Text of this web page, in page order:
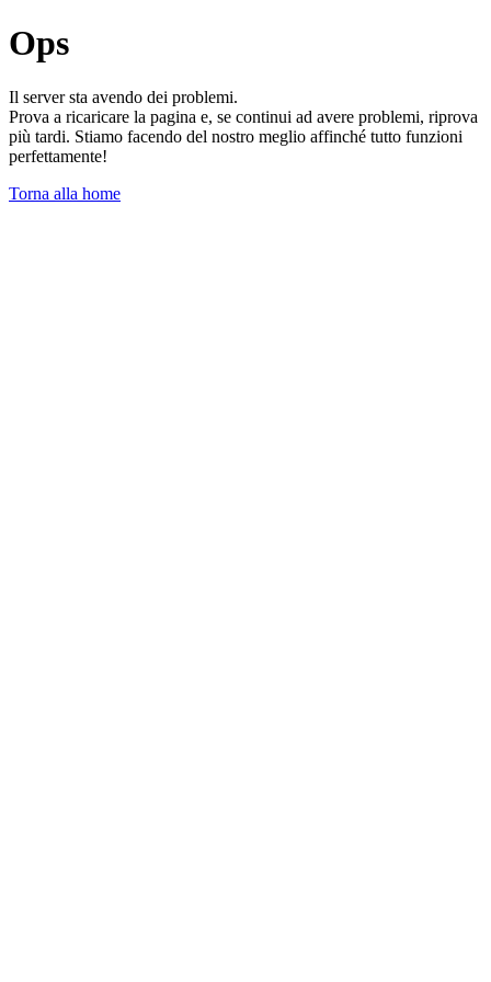
Ops
Il server sta avendo dei problemi.
Prova a ricaricare la pagina e, se continui ad avere problemi, riprova
più tardi. Stiamo facendo del nostro meglio affinché tutto funzioni
perfettamente!
Torna alla home